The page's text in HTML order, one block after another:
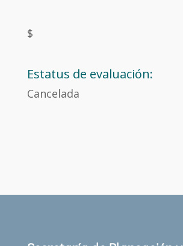
$
Estatus de evaluación:
Cancelada